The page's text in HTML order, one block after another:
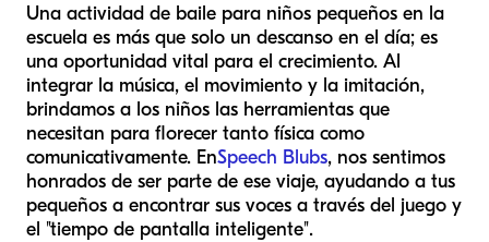
Una actividad de baile para niños pequeños en la
escuela es más que solo un descanso en el día; es
una oportunidad vital para el crecimiento. Al
integrar la música, el movimiento y la imitación,
brindamos a los niños las herramientas que
necesitan para florecer tanto física como
comunicativamente. EnSpeech Blubs, nos sentimos
honrados de ser parte de ese viaje, ayudando a tus
pequeños a encontrar sus voces a través del juego y
el "tiempo de pantalla inteligente".